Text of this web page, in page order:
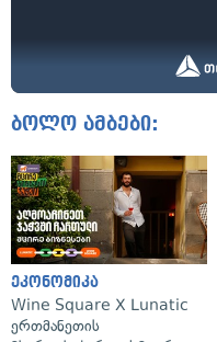
ბოლო ამბები:
ეკონომიკა
Wine Square X Lunatic
ერთმანეთის